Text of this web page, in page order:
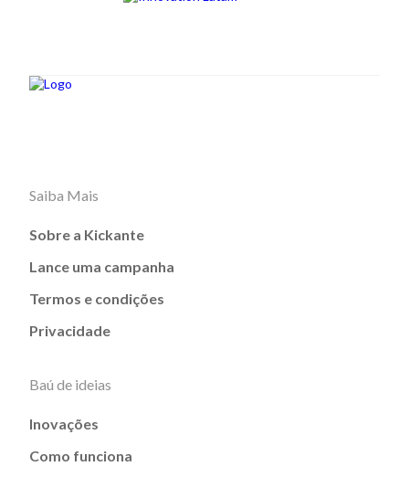
Saiba Mais
Sobre a Kickante
Lance uma campanha
Termos e condições
Privacidade
Baú de ideias
Inovações
Como funciona